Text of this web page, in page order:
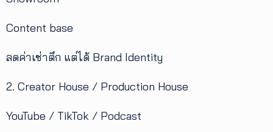
Content base
ลดค่าเช่าตึก แต่ได้ Brand Identity
2. Creator House / Production House
YouTube / TikTok / Podcast